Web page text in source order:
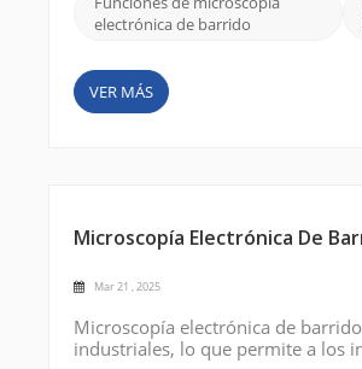
electrónica de barrido
VER MÁS
Microscopía Electrónica De
Mar 21 , 2025
Microscopía electrónica de
industriales, lo que permite a los